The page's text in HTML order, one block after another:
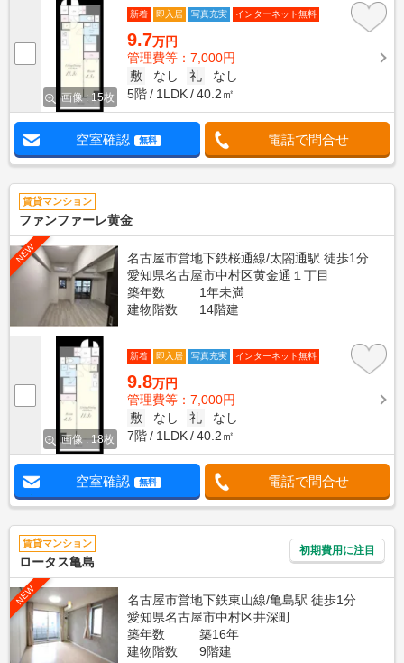
画像 : 15枚
新着 即入居 写真充実 インターネット無料
9.7万円
管理費等：7,000円
敷
なし 礼
なし
5階
1LDK 40.2㎡
空室確認 無料 電話で問合せ
賃貸マンション
ファンファーレ黄金
NEW
名古屋市営地下鉄桜通線/太閤通駅 徒歩1分
愛知県名古屋市中村区黄金通１丁目
築年数
1年未満
建物階数
14階建
画像 : 18枚
新着 即入居 写真充実 インターネット無料
9.8万円
管理費等：7,000円
敷
なし 礼
なし
7階
1LDK 40.2㎡
空室確認 無料 電話で問合せ
賃貸マンション
ロータス亀島
初期費用に注目
NEW
名古屋市営地下鉄東山線/亀島駅 徒歩1分
愛知県名古屋市中村区井深町
築年数
築16年
建物階数
9階建